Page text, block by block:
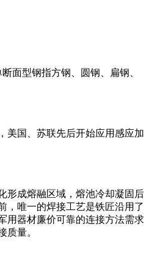
面型钢指方钢、圆钢、扁钢、
美国、苏联先后开始应用感应加
形成熔融区域，熔池冷却凝固后
，唯一的焊接工艺是铁匠沿用了
用器材廉价可靠的连接方法需求
质量。